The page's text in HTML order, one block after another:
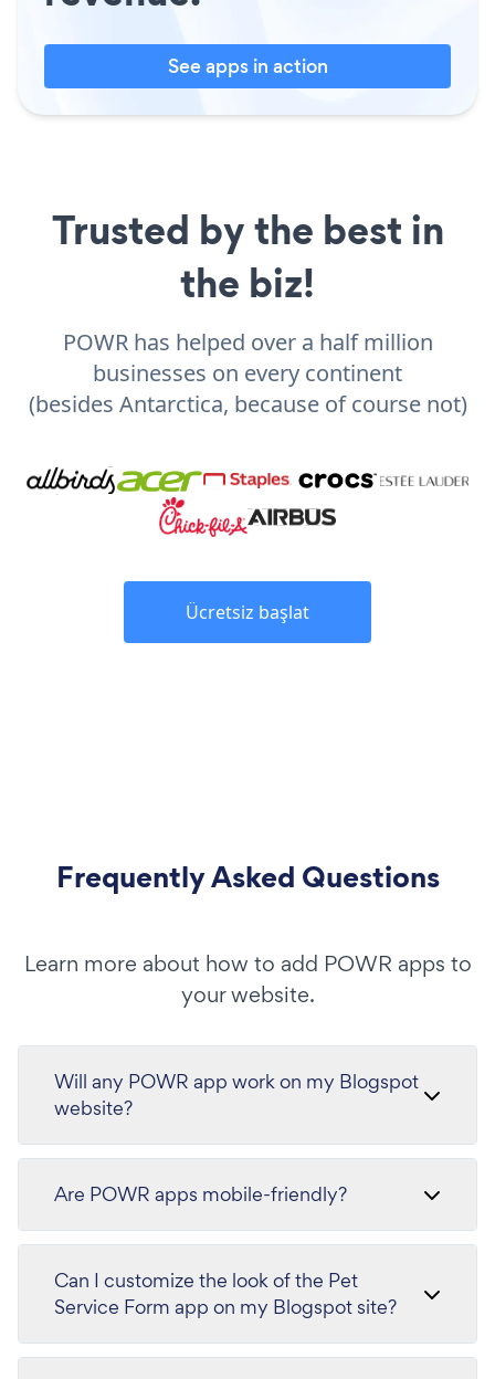
See apps in action
Trusted by the best in
the biz!
POWR has helped over a half million
businesses on every continent
(besides Antarctica, because of course not)
Ücretsiz başlat
Frequently Asked Questions
Learn more about how to add POWR apps to
your website.
Will any POWR app work on my Blogspot
website?
Are POWR apps mobile-friendly?
Can I customize the look of the Pet
Service Form app on my Blogspot site?